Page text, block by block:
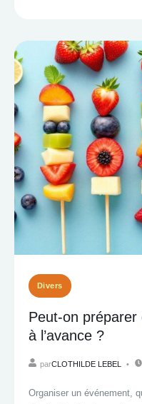
Divers
Peut-on
à l’avance ?
parCLOTHILDE LEBEL
Organiser un événement,